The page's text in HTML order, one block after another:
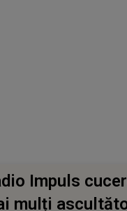
Impuls
mulți